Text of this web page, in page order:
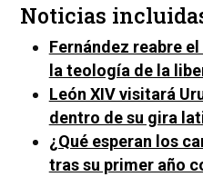
Noticias
Fernández reabre
la teología de la
León XIV visitará
dentro de su gira
¿Qué esperan los
tras su primer año